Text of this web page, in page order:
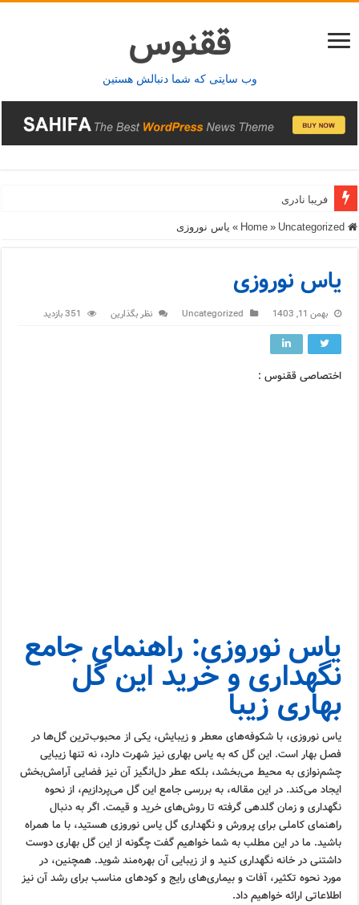
ققنوس
وب سایتی که شما دنبالش هستین
فریبا نادری
فریدونشهر
» Uncategorized
» یاس نوروزی
یاس نوروزی
بهمن 11, 1403 Uncategorized نظر بگذارین 351 بازدید
اختصاصی ققنوس :
یاس نوروزی: راهنمای جامع
نگهداری و خرید این گل
بهاری زیبا
یاس نوروزی، با شکوفه‌های معطر و زیبایش، یکی از محبوب‌ترین گل‌ها در
فصل بهار است. این گل که به یاس بهاری نیز شهرت دارد، نه تنها زیبایی
چشم‌نوازی به محیط می‌بخشد، بلکه عطر دل‌انگیز آن نیز فضایی آرامش‌بخش
ایجاد می‌کند. در این مقاله، به بررسی جامع این گل می‌پردازیم، از نحوه
نگهداری و زمان گلدهی گرفته تا روش‌های خرید و قیمت. اگر به دنبال
راهنمای کاملی برای پرورش و نگهداری گل یاس نوروزی هستید، با ما همراه
باشید. ما در این مطلب به شما خواهیم گفت چگونه از این گل بهاری دوست
داشتنی در خانه نگهداری کنید و از زیبایی آن بهره‌مند شوید. همچنین، در
مورد نحوه تکثیر، آفات و بیماری‌های رایج و کودهای مناسب برای رشد آن نیز
اطلاعاتی ارائه خواهیم داد.